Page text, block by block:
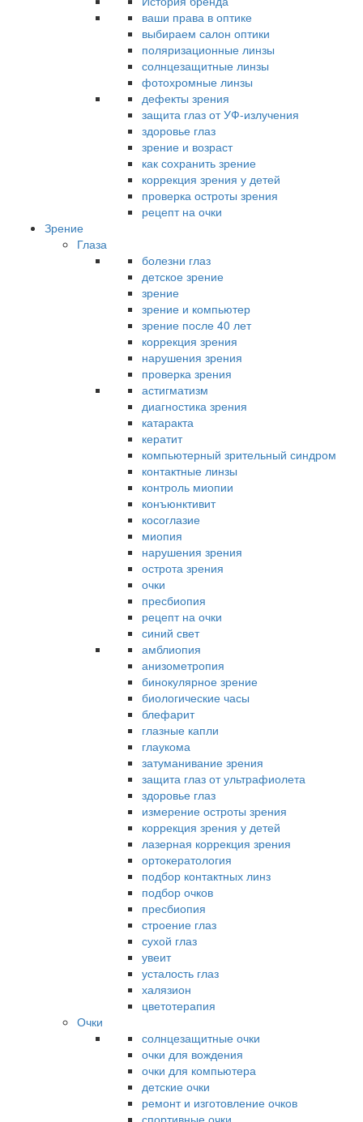
ваши права в оптике
выбираем салон оптики
поляризационные линзы
солнцезащитные линзы
фотохромные линзы
дефекты зрения
защита глаз от УФ-излучения
здоровье глаз
зрение и возраст
как сохранить зрение
коррекция зрения у детей
проверка остроты зрения
рецепт на очки
Зрение
Глаза
болезни глаз
детское зрение
зрение
зрение и компьютер
зрение после 40 лет
коррекция зрения
нарушения зрения
проверка зрения
астигматизм
диагностика зрения
катаракта
кератит
компьютерный зрительный синдром
контактные линзы
контроль миопии
конъюнктивит
косоглазие
миопия
нарушения зрения
острота зрения
очки
пресбиопия
рецепт на очки
синий свет
амблиопия
анизометропия
бинокулярное зрение
биологические часы
блефарит
глазные капли
глаукома
затуманивание зрения
защита глаз от ультрафиолета
здоровье глаз
измерение остроты зрения
коррекция зрения у детей
лазерная коррекция зрения
ортокератология
подбор контактных линз
подбор очков
пресбиопия
строение глаз
сухой глаз
увеит
усталость глаз
халязион
цветотерапия
Очки
солнцезащитные очки
очки для вождения
очки для компьютера
детские очки
ремонт и изготовление очков